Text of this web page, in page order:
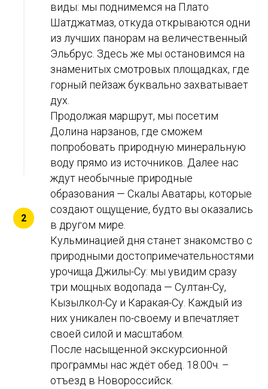
виды: мы поднимемся на Плато
Шатджатмаз, откуда открываются одни
из лучших панорам на величественный
Эльбрус. Здесь же мы остановимся на
знаменитых смотровых площадках, где
горный пейзаж буквально захватывает
дух.
Продолжая маршрут, мы посетим
Долина нарзанов, где сможем
попробовать природную минеральную
воду прямо из источников. Далее нас
ждут необычные природные
образования — Скалы Аватары, которые
создают ощущение, будто вы оказались
в другом мире.
Кульминацией дня станет знакомство с
природными достопримечательностями
урочища Джилы-Су: мы увидим сразу
три мощных водопада — Султан-Су,
Кызылкол-Су и Каракая-Су. Каждый из
них уникален по-своему и впечатляет
своей силой и масштабом.
После насыщенной экскурсионной
программы нас ждёт обед. 18.00ч. –
отъезд в Новороссийск.